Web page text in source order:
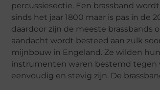
percussiesectie. Een brassband
sinds het jaar 1800 maar is pas in de
daardoor zijn de meeste brassbands
aandacht wordt besteed aan zulk
mijnbouw in Engeland. Ze wilden
instrumenten waren bestemd tegen
eenvoudig en stevig zijn. De